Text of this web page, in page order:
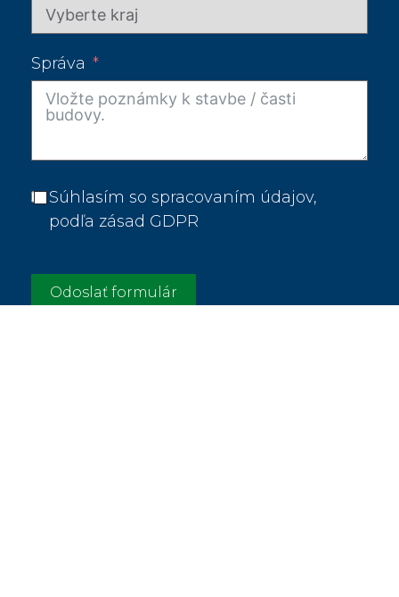
Správa
Súhlasím so spracovaním údajov,
podľa zásad GDPR
Odoslať formulár